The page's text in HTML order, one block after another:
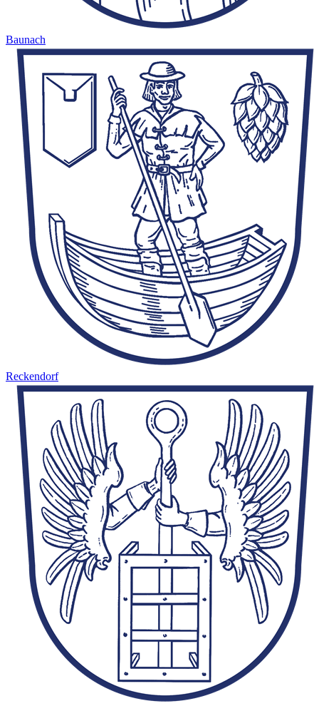
Baunach
Reckendorf